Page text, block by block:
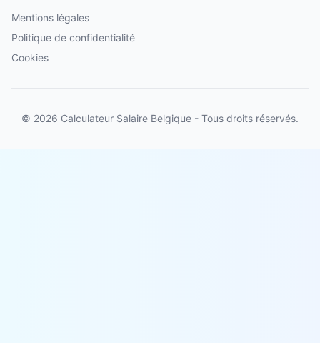
Mentions légales
Politique de confidentialité
Cookies
© 2026 Calculateur Salaire Belgique - Tous droits réservés.